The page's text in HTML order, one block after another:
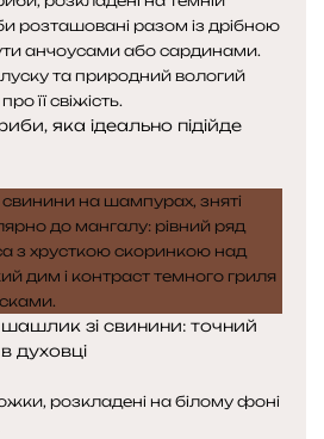
яка ідеально підійде
зі свинини: точний
духовці